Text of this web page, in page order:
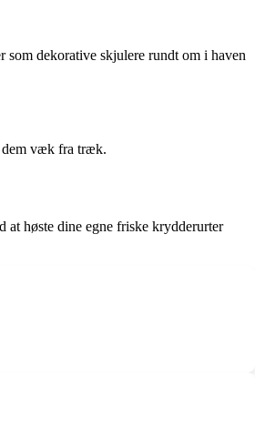
som dekorative skjulere rundt om i haven
dem væk fra træk.
høste dine egne friske krydderurter